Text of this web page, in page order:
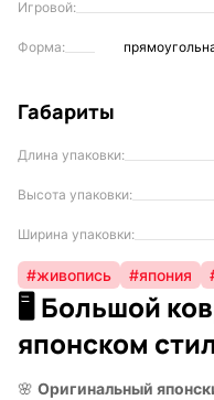
Игровой:
Форма:
Габариты
Длина упаковки:
Высота упаковки:
Ширина упаковки:
#живопись #япония
🖥️ Большой
японском
🌸 Оригинальный